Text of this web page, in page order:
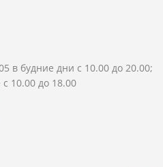
в будние дни с 10.00 до 20.00;
10.00 до 18.00